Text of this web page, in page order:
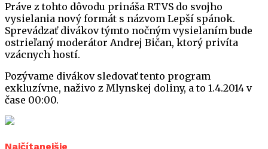
Práve z tohto dôvodu prináša RTVS do svojho
vysielania nový formát s názvom Lepší spánok.
Sprevádzať divákov týmto nočným vysielaním bude
ostrieľaný moderátor Andrej Bičan, ktorý privíta
vzácnych hostí.
Pozývame divákov sledovať tento program
exkluzívne, naživo z Mlynskej doliny, a to 1.4.2014 v
čase 00:00.
Najčítanejšie